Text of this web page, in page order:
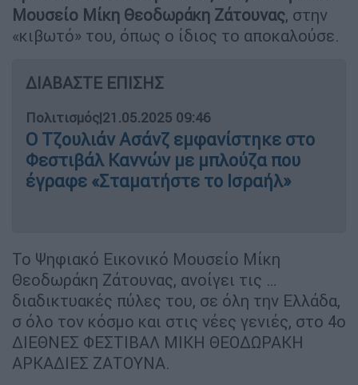
Μουσείο Μίκη Θεοδωράκη Ζάτουνας, στην
«κιβωτό» του, όπως ο ίδιος το αποκαλούσε.
ΔΙΑΒΑΣΤΕ ΕΠΙΣΗΣ
Πολιτισμός|21.05.2025 09:46
Ο Τζουλιάν Ασάνζ εμφανίστηκε στο
Φεστιβάλ Καννών με μπλούζα που
έγραφε «Σταματήστε το Ισραήλ»
Το Ψηφιακό Εικονικό Μουσείο Μίκη
Θεοδωράκη Ζάτουνας, ανοίγει τις …
διαδικτυακές πύλες του, σε όλη την Ελλάδα,
σ όλο τον κόσμο και στις νέες γενιές, στο 4ο
ΔΙΕΘΝΕΣ ΦΕΣΤΙΒΑΛ ΜΙΚΗ ΘΕΟΔΩΡΑΚΗ
ΑΡΚΑΔΙΕΣ ΖΑΤΟΥΝΑ.